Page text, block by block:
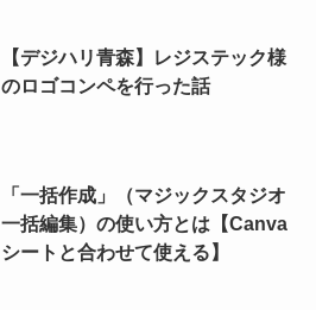
【デジハリ青森】レジステック様
のロゴコンペを行った話
「一括作成」（マジックスタジオ
一括編集）の使い方とは【Canva
シートと合わせて使える】